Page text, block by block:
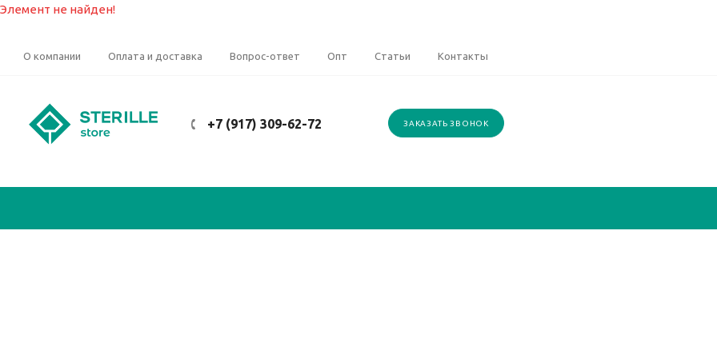
Элемент не найден!
О компании Оплата и доставка Вопрос-ответ Опт Статьи Контакты
+7 (917) 309-62-72 ЗАКАЗАТЬ ЗВОНОК